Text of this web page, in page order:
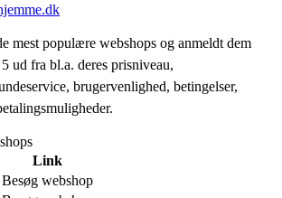
mest populære webshops og anmeldt dem
ud fra bl.a. deres prisniveau,
brugervenlighed, betingelser,
Link
Besøg webshop